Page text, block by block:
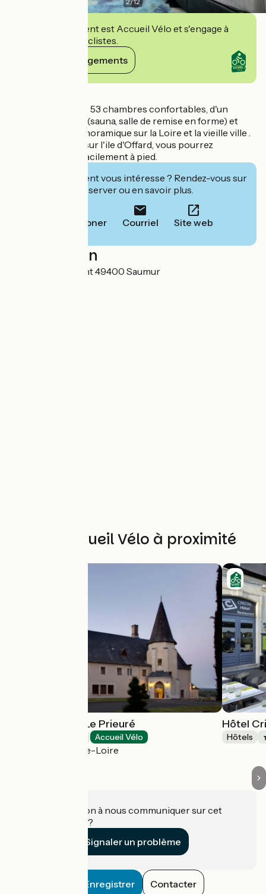
Cet établissement est Accueil Vélo et s'engage à
accueillir des cyclistes.
Voir ses engagements
L'hôtel dispose de 53 chambres confortables, d'un
espace bien-être (sauna, salle de remise en forme) et
d'une terrasse panoramique sur la Loire et la vieille ville .
Idéalement situé, sur l'ile d'Offard, vous pourrez
découvrir la ville facilement à pied.
Cet établissement vous intéresse ? Rendez-vous sur
leur site pour réserver ou en savoir plus.
Téléphoner Courriel Site web
Localisation
1 rue du Vieux Pont 49400 Saumur
Autres Accueil Vélo à proximité
Hôtel Château Le Prieuré
Accueil Vélo
Gennes-Val-de-Loire
Hôtel
Hôtels
Une information à nous communiquer sur cet
établissement ?
Signaler un problème
Enregistrer Contacter